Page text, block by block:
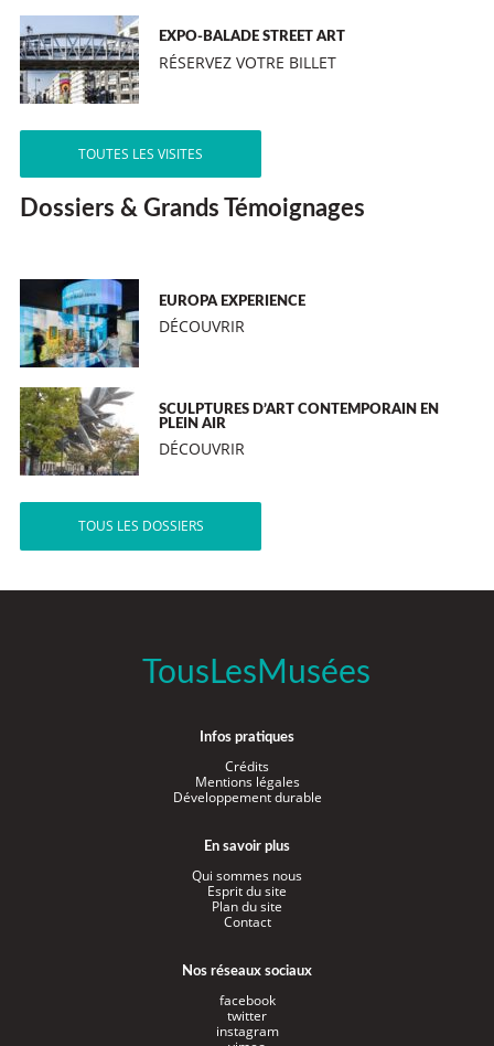
EXPO-BALADE STREET ART
RÉSERVEZ VOTRE BILLET
TOUTES LES VISITES
Dossiers & Grands Témoignages
EUROPA EXPERIENCE
DÉCOUVRIR
SCULPTURES D’ART CONTEMPORAIN EN
PLEIN AIR
DÉCOUVRIR
TOUS LES DOSSIERS
TousLesMusées
Infos pratiques
Crédits
Mentions légales
Développement durable
En savoir plus
Qui sommes nous
Esprit du site
Plan du site
Contact
Nos réseaux sociaux
facebook
twitter
instagram